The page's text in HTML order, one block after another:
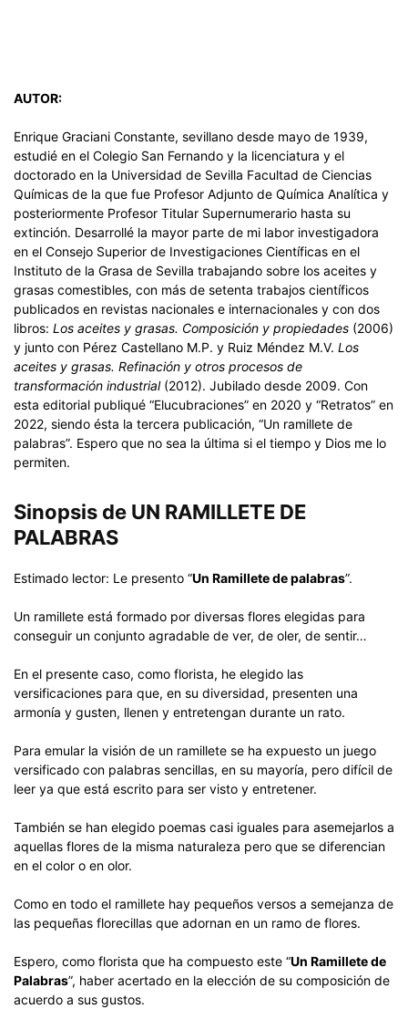
AUTOR:
Enrique Graciani Constante, sevillano desde mayo de 1939,
estudié en el Colegio San Fernando y la licenciatura y el
doctorado en la Universidad de Sevilla Facultad de Ciencias
Químicas de la que fue Profesor Adjunto de Química Analítica y
posteriormente Profesor Titular Supernumerario hasta su
extinción. Desarrollé la mayor parte de mi labor investigadora
en el Consejo Superior de Investigaciones Científicas en el
Instituto de la Grasa de Sevilla trabajando sobre los aceites y
grasas comestibles, con más de setenta trabajos científicos
publicados en revistas nacionales e internacionales y con dos
libros: Los aceites y grasas. Composición y propiedades (2006)
y junto con Pérez Castellano M.P. y Ruiz Méndez M.V. Los
aceites y grasas. Refinación y otros procesos de
transformación industrial(2012). Jubilado desde 2009. Con
esta editorial publiqué “Elucubraciones” en 2020 y “Retratos” en
2022, siendo ésta la tercera publicación, “Un ramillete de
palabras”. Espero que no sea la última si el tiempo y Dios me lo
permiten.
Sinopsis de UN RAMILLETE DE
PALABRAS
Estimado lector: Le presento “Un Ramillete de palabras”.
Un ramillete está formado por diversas flores elegidas para
conseguir un conjunto agradable de ver, de oler, de sentir…
En el presente caso, como florista, he elegido las
versificaciones para que, en su diversidad, presenten una
armonía y gusten, llenen y entretengan durante un rato.
Para emular la visión de un ramillete se ha expuesto un juego
versificado con palabras sencillas, en su mayoría, pero difícil de
leer ya que está escrito para ser visto y entretener.
También se han elegido poemas casi iguales para asemejarlos a
aquellas flores de la misma naturaleza pero que se diferencian
en el color o en olor.
Como en todo el ramillete hay pequeños versos a semejanza de
las pequeñas florecillas que adornan en un ramo de flores.
Espero, como florista que ha compuesto este “Un Ramillete de
Palabras”, haber acertado en la elección de su composición de
acuerdo a sus gustos.